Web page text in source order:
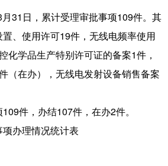
日，累计受理审批事项109件。其
、使用许可19件，无线电频率使用
化学品生产特别许可证的备案1件，
（在办），无线电发射设备销售备案
件，办结107件，在办2件。
办理情况统计表